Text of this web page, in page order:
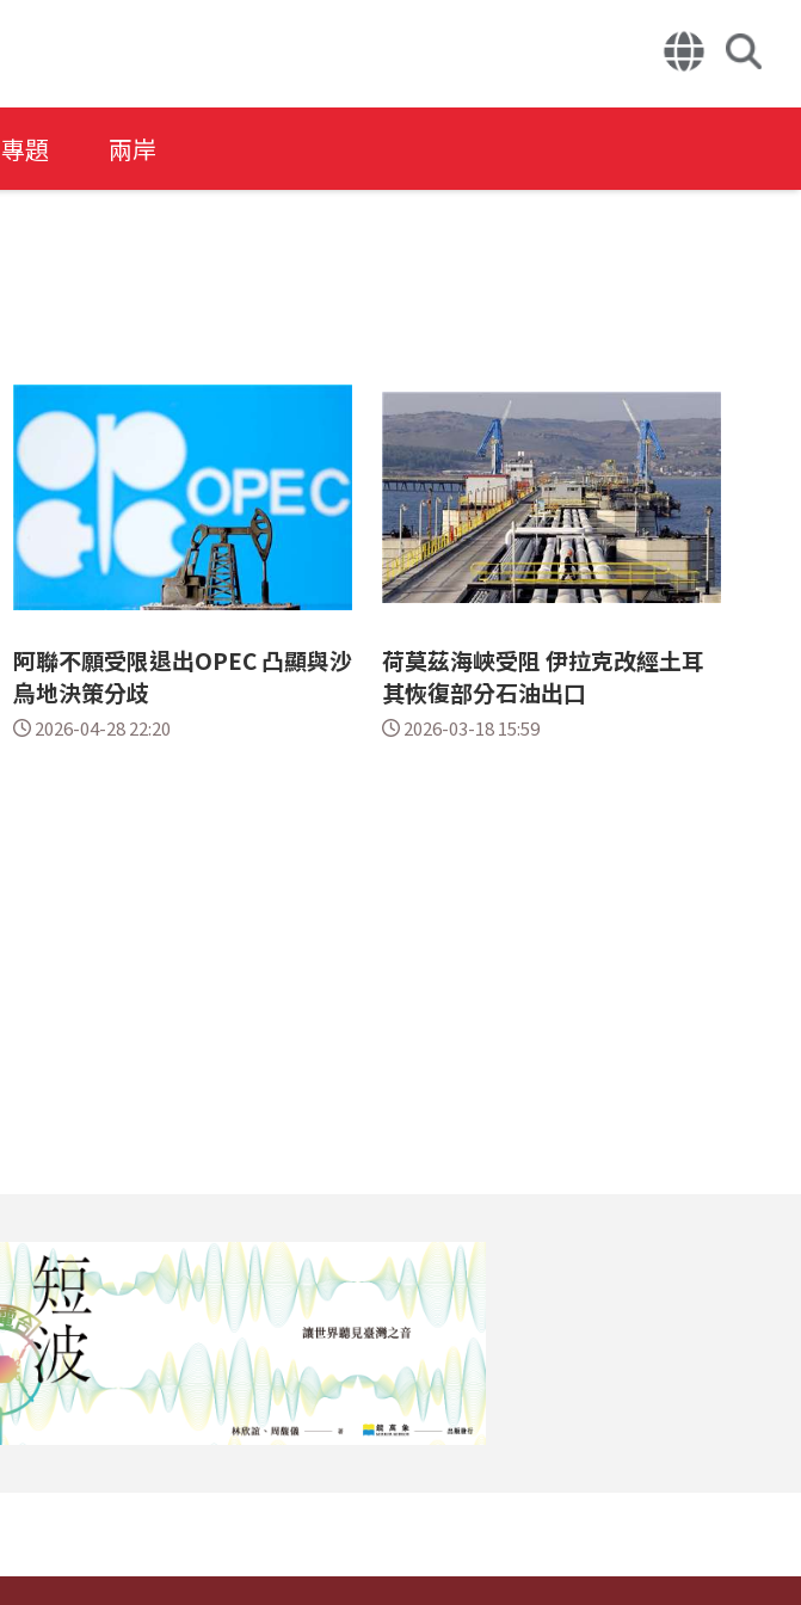
專題 兩岸
阿聯不願受限退出OPEC 凸顯與沙
烏地決策分歧
2026-04-28 22:20
荷莫茲海峽受阻 伊拉克改經土耳
其恢復部分石油出口
2026-03-18 15:59